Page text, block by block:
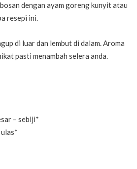
dengan ayam goreng kunyit atau
resepi ini.
di luar dan lembut di dalam. Aroma
pasti menambah selera anda.
– sebiji*